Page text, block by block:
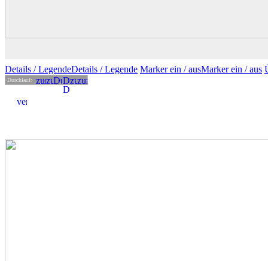
Details / LegendeDetails /Legende Marker ein /ausMarkerein / aus
Durchlauf: